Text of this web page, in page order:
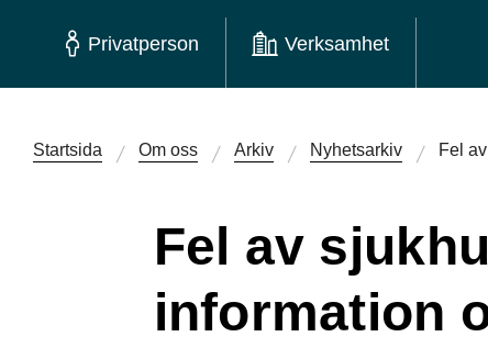
Privatperson Verksamhet
Startsida Om oss Arkiv Nyhetsarkiv Fel
Fel av
information